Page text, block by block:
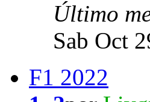
Último
Sab Oct
F1 2022